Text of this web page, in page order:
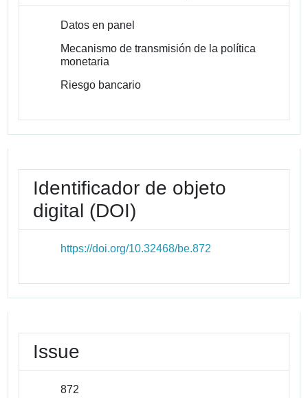
Datos en panel
Mecanismo de transmisión de la política
monetaria
Riesgo bancario
Identificador de objeto
digital (DOI)
https://doi.org/10.32468/be.872
Issue
872